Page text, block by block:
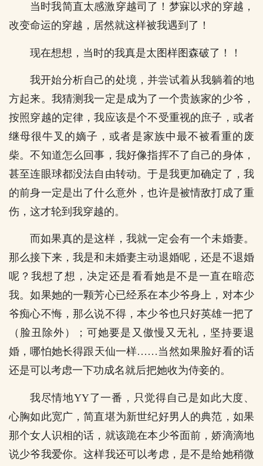
当时我简直太感激穿越司了！梦寐以求的穿越，
改变命运的穿越，居然就这样被我遇到了！
现在想想，当时的我真是太图样图森破了！！
我开始分析自己的处境，并尝试着从我躺着的地
方起来。我猜测我一定是成为了一个贵族家的少爷，
按照穿越的定律，我应该是个不受重视的庶子，或者
继母很牛叉的嫡子，或者是家族中最不被看重的废
柴。不知道怎么回事，我好像指挥不了自己的身体，
甚至连眼球都没法自由转动。于是我更加确定了，我
的前身一定是出了什么意外，也许是被情敌打成了重
伤，这才轮到我穿越的。
而如果真的是这样，我就一定会有一个未婚妻。
那么接下来，我是和未婚妻主动退婚呢，还是不退婚
呢？我想了想，决定还是看看她是不是一直在暗恋
我。如果她的一颗芳心已经系在本少爷身上，对本少
爷痴心不悔，那么说不得，本少爷也只好英雄一把了
（脸丑除外）；可她要是又傲慢又无礼，坚持要退
婚，哪怕她长得跟天仙一样……当然如果脸好看的话
还是可以考虑一下功成名就后把她收为侍妾的。
我尽情地YY了一番，只觉得自己是如此大度、
心胸如此宽广，简直堪为新世纪好男人的典范，如果
那个女人识相的话，就该跪在本少爷面前，娇滴滴地
说少爷我爱你。这样我还可以考虑，是不是给她稍微